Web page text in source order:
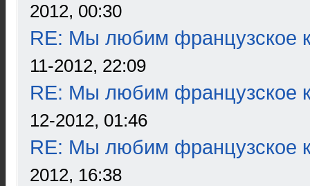
2012, 00:30
RE: Мы любим французское
11-2012, 22:09
RE: Мы любим французское
12-2012, 01:46
RE: Мы любим французское
2012, 16:38